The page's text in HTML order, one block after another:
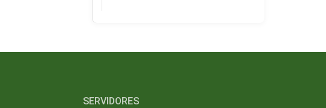
SERVIDORES